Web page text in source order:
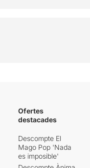
Ofertes
destacades
Descompte El
Mago Pop 'Nada
es imposible'